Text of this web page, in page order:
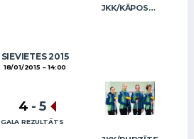
JKK/KĀPOSTIŅA
SIEVIETES 2015
18/01/2015 14:00
4 - 5
GALA REZULTĀTS